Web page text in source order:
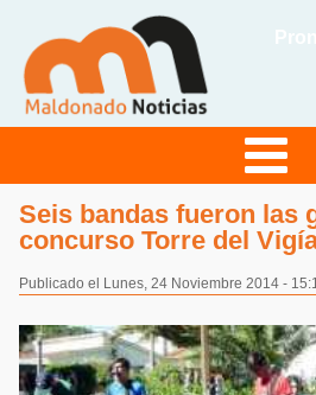
Seis bandas fueron las
concurso Torre del
Publicado el Lunes, 24 Noviembre 2014 -